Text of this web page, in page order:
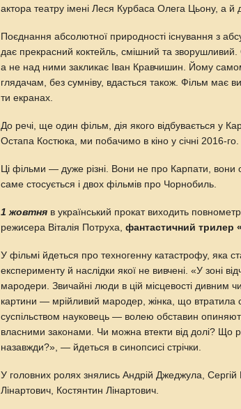
актора театру імені Леся Курбаса Олега Цьону, а й
Поєднання абсолютної природності існування з
дає прекрасний коктейль, смішний та
а не над ними закликає Іван Кравчишин. Йому
глядачам, без сумніву, вдасться також. Фільм має
ти екранах.
До речі, ще один фільм, дія якого відбувається у
Остапа Костюка, ми побачимо в кіно у січні 2016-го.
Ці фільми — дуже різні. Вони не про Карпати, вони
саме стосується і двох фільмів про Чорнобиль.
1 жовтня в український прокат виходить
режисера Віталія Потруха,фантастичний трилер
У фільмі йдеться про техногенну катастрофу, яка
експерименту й наслідки якої не вивчені. «У зоні
мародери. Звичайні люди в цій місцевості дивним
картини — мрійливий мародер, жінка, що втратила
суспільством науковець — волею обставин
власними законами. Чи можна втекти від долі? Що
назавжди?», — йдеться в синопсисі стрічки.
У головних ролях знялись Андрій Джеджула,
Лінартович, Костянтин Лінартович.